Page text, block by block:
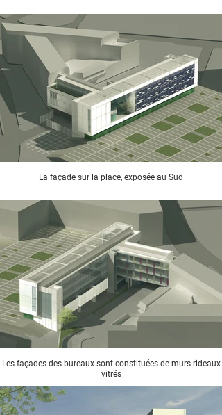
La façade sur la place, exposée au Sud
Les façades des bureaux sont constituées de murs rideaux
vitrés